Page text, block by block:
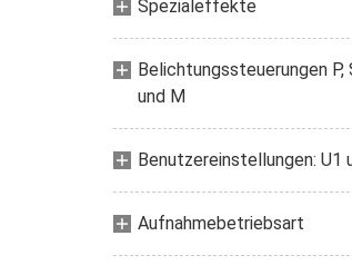
Spezialeffekte
Belichtungssteuerungen P,
und M
Benutzereinstellungen: U1
Aufnahmebetriebsart